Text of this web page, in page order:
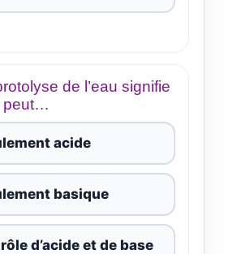
de l’eau signifie
peut…
acide
basique
d’acide et de base